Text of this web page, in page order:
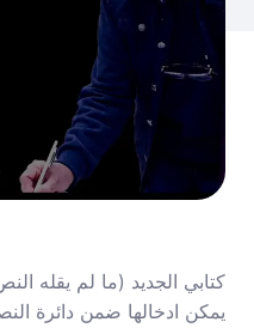
كتابي الجديد (ما لم يقله
يمكن ادخالها ضمن دائرة